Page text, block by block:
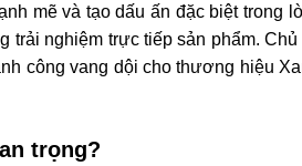
mẽ và tạo dấu ấn đặc biệt trong
trải nghiệm trực tiếp sản phẩm.
công vang dội cho thương hiệu
trọng?